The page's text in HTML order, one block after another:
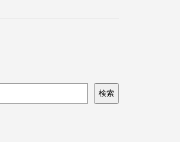
検索